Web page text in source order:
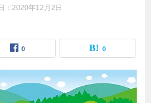
： 2020年12月2日
0 0